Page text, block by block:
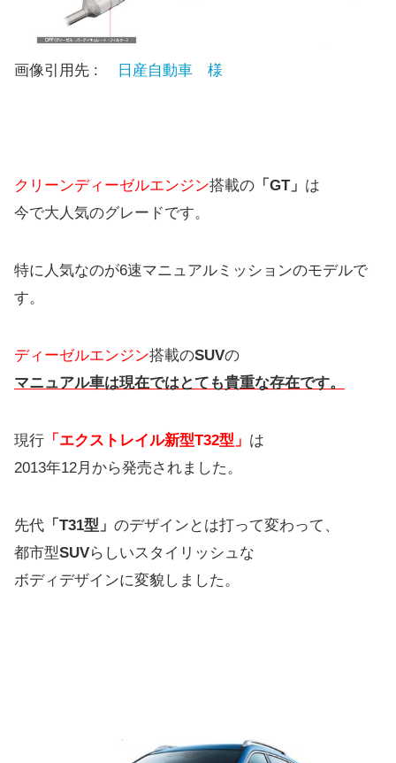
画像引用先 : 日産自動車 様
クリーンディーゼルエンジン搭載の 「GT」 は
今で大人気のグレードです。
特に人気なのが6速マニュアルミッションのモデルで
す。
ディーゼルエンジン搭載のSUVの
マニュアル車は現在ではとても貴重な存在です。
現行 「エクストレイル新型T32型」 は
2013年12月から発売されました。
先代 「T31型」 のデザインとは打って変わって、
都市型SUVらしいスタイリッシュな
ボディデザインに変貌しました。